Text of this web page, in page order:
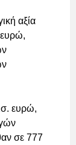
αξία
ευρώ,
σε 777